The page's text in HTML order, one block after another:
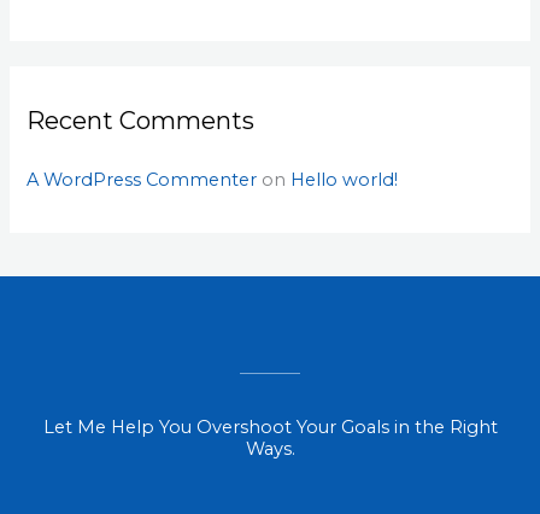
Recent Comments
A WordPress Commenter on Hello world!
Let Me Help You Overshoot Your Goals in the Right
Ways.